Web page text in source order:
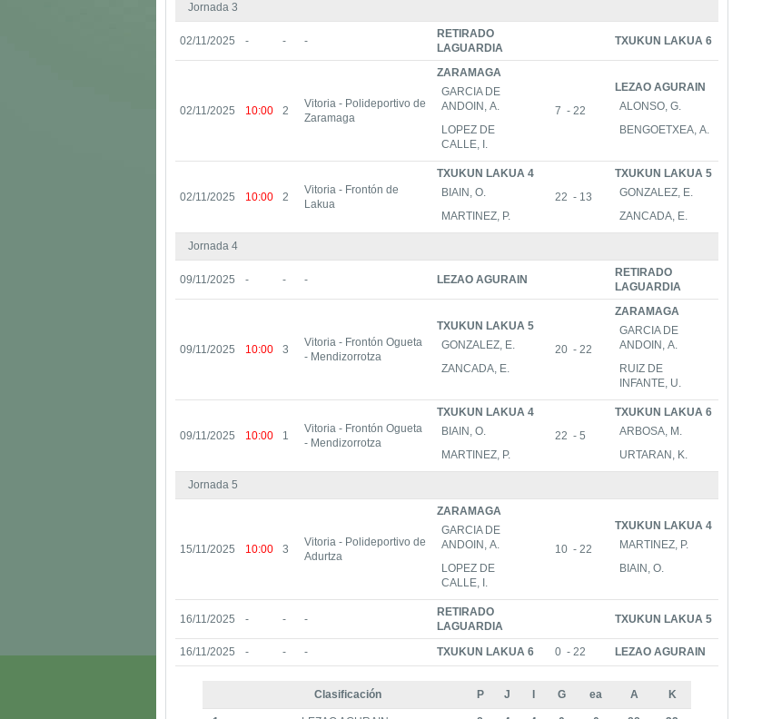
Jornada 3
02/11/2025 - - -
RETIRADO
LAGUARDIA
TXUKUN LAKUA 6
02/11/2025 10:00 2
Vitoria - Polideportivo de
Zaramaga
ZARAMAGA
GARCIA DE
ANDOIN, A.
LOPEZ DE
CALLE, I.
7 - 22
LEZAO AGURAIN
ALONSO, G.
BENGOETXEA, A.
02/11/2025 10:00 2
Vitoria - Frontón de
Lakua
TXUKUN LAKUA 4
BIAIN, O.
MARTINEZ, P.
22 - 13
TXUKUN LAKUA 5
GONZALEZ, E.
ZANCADA, E.
Jornada 4
09/11/2025 - - - LEZAO AGURAIN
RETIRADO
LAGUARDIA
09/11/2025 10:00 3
Vitoria - Frontón Ogueta
- Mendizorrotza
TXUKUN LAKUA 5
GONZALEZ, E.
ZANCADA, E.
20 - 22
ZARAMAGA
GARCIA DE
ANDOIN, A.
RUIZ DE
INFANTE, U.
09/11/2025 10:00 1
Vitoria - Frontón Ogueta
- Mendizorrotza
TXUKUN LAKUA 4
BIAIN, O.
MARTINEZ, P.
22 - 5
TXUKUN LAKUA 6
ARBOSA, M.
URTARAN, K.
Jornada 5
15/11/2025 10:00 3
Vitoria - Polideportivo de
Adurtza
ZARAMAGA
GARCIA DE
ANDOIN, A.
LOPEZ DE
CALLE, I.
10 - 22
TXUKUN LAKUA 4
MARTINEZ, P.
BIAIN, O.
16/11/2025 - - -
RETIRADO
LAGUARDIA
TXUKUN LAKUA 5
16/11/2025 - - - TXUKUN LAKUA 6 0 - 22 LEZAO AGURAIN
Clasificación P J G ea A K